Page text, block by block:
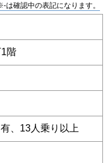
は確認中の表記になります。
階
、13人乗り以上